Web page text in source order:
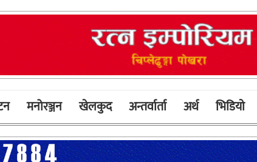
मनोरञ्जन खेलकुद अन्तर्वार्ता अर्थ भिडियाे